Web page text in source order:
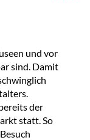
und vor
sind. Damit
der
statt. So